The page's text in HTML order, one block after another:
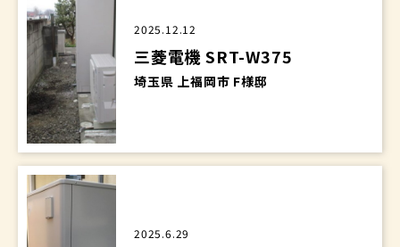
2025.12.12
三菱電機 SRT-W375
埼玉県 上福岡市 F様邸
2025.6.29